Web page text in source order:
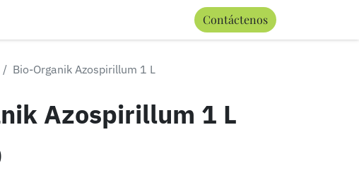
0
Contáctenos
Bio-Organik Azospirillum 1 L
Azospirillum 1 L